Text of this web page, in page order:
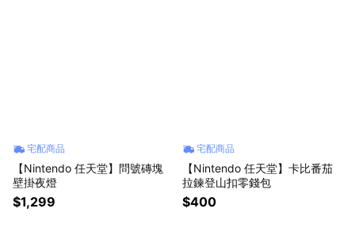
宅配商品
【Nintendo 任天堂】問號磚塊
壁掛夜燈
$1,299
宅配商品
【Nintendo 任天堂】卡比番茄
拉鍊登山扣零錢包
$400